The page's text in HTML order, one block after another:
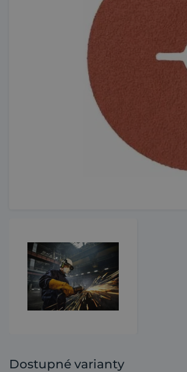
Dostupné varianty